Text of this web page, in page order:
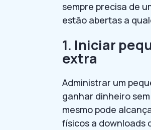
sempre precisa de
estão abertas a
1. Iniciar
extra
Administrar um
ganhar dinheiro
mesmo pode
físicos a downloads